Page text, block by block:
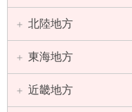
宮城県
山形県
東京都
埼玉県
茨城県
北陸地方
新潟県
石川県
東海地方
愛知県近畿地方